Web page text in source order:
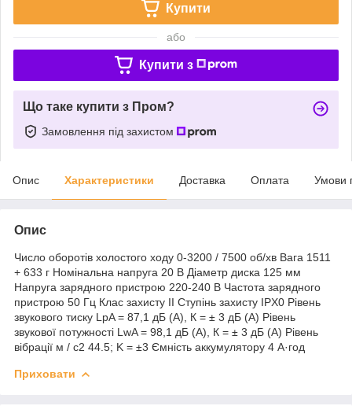
Купити
або
Купити з
Що таке купити з Пром?
Замовлення під захистом
Опис Характеристики Доставка Оплата Умови
Опис
Число оборотів холостого ходу 0-3200 / 7500 об/хв Вага 1511
+ 633 г Номінальна напруга 20 В Діаметр диска 125 мм
Напруга зарядного пристрою 220-240 В Частота зарядного
пристрою 50 Гц Клас захисту II Ступінь захисту IPX0 Рівень
звукового тиску LpA = 87,1 дБ (А), К = ± 3 дБ (А) Рівень
звукової потужності LwA = 98,1 дБ (А), К = ± 3 дБ (А) Рівень
вібрації м / с2 44.5; K = ±3 Ємність аккумулятору 4 А·год
Приховати